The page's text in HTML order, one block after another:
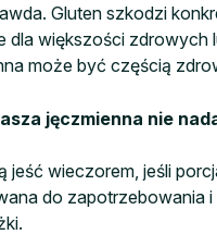
Gluten szkodzi
dla większości zdrowych
może być częścią
jęczmienna nie
jeść wieczorem, jeśli
do zapotrzebowania i